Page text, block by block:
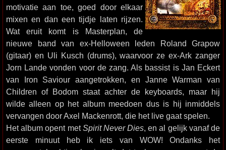
motivatie aan toe, goed door elkaar
mixen en dan een tijdje laten rijzen.
Wat eruit komt is Masterplan, de
nieuwe band van ex-Helloween leden Roland Grapow
(gitaar) en Uli Kusch (drums), waarvoor ze ex-Ark zanger
Jorn Lande vonden voor de zang. Als bassist is Jan Eckert
van Iron Saviour aangetrokken, en Janne Warman van
Children of Bodom staat achter de keyboards, maar hij
wilde alleen op het album meedoen dus is hij inmiddels
vervangen door Axel Mackenrott, die het live gaat spelen.
Het album opent metSpirit Never Dies, en al gelijk vanaf de
eerste minuut heb ik iets van WOW! Ondanks het